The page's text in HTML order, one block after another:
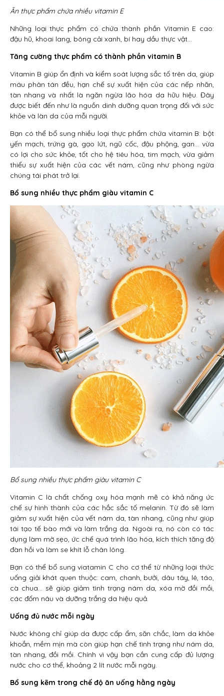
Ăn thực phẩm chứa nhiều vitamin E
Những loại thực phẩm có chứa thành phần Vitamin E cao:
đậu hũ, khoai lang, bông cải xanh, bí hay dầu thực vật…
Tăng cường thực phẩm có thành phần vitamin B
Vitamin B giúp ổn định và kiểm soát lượng sắc tố trên da, giúp
máu phân tán đều, hạn chế sự xuất hiện của các nếp nhăn,
tàn nhang và nhất là ngăn ngừa lão hóa da hữu hiệu. Đây
được biết đến như là nguồn dinh dưỡng quan trọng đối với sức
khỏe và làn da của mỗi người.
Bạn có thể bổ sung nhiều loại thực phẩm chứa vitamin B: bột
yến mạch, trứng gà, gạo lứt, ngũ cốc, đậu phộng, gan… vừa
có lợi cho sức khỏe, tốt cho hệ tiêu hóa, tim mạch, vừa giảm
thiểu sự xuất hiện của các vết nám, cũng như phòng ngừa
chúng tái phát trở lại.
Bổ sung nhiều thực phẩm giàu vitamin C
Bổ sung nhiều thực phẩm giàu vitamin C
Vitamin C là chất chống oxy hóa mạnh mẽ có khả năng ức
chế sự hình thành của các hắc sắc tố melanin. Từ đó sẽ làm
giảm sự xuất hiện của vết nám da, tàn nhang, cũng như giúp
tái tạo tế bào mới và làm trắng da. Ngoài ra, nó còn có tác
dụng làm mờ sẹo, ức chế quá trình lão hóa, kích thích tăng độ
đàn hồi và làm se khít lỗ chân lông.
Bạn có thể bổ sung viatamin C cho cơ thể từ những loại thức
uống giải khát quen thuộc: cam, chanh, bưởi, dâu tây, lê, táo,
cà chua… sẽ giúp giảm tình trạng nám da, xóa mờ đồi mồi,
các đốm nâu và dưỡng trắng da hiệu quả.
Uống đủ nước mỗi ngày
Nước không chỉ giúp da được cấp ẩm, săn chắc, làm da khỏe
khoắn, mềm mịn mà còn giúp hạn chế tình trạng như nám da,
tàn nhang, đồi mồi. Chính vì vậy bạn cần cung cấp đủ lượng
nước cho cơ thể, khoảng 2 lít nước mỗi ngày.
Bổ sung kẽm trong chế độ ăn uống hằng ngày